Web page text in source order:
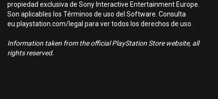
propiedad exclusiva de Sony Interactive Entertainment Europe.
Son aplicables los Términos de uso del Software. Consulta
eu.playstation.com/legal para ver todos los derechos de uso.
Information taken from the official PlayStation Store website, all
rights reserved.